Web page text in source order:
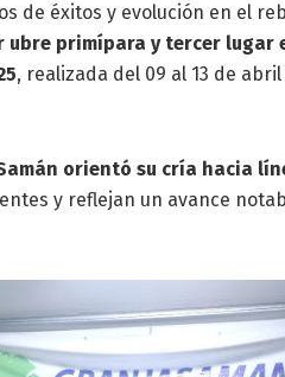
de éxitos y evolución en el
ubre primípara y tercer lugar
, realizada del 09 al 13 de
orientó su cría hacia
y reflejan un avance